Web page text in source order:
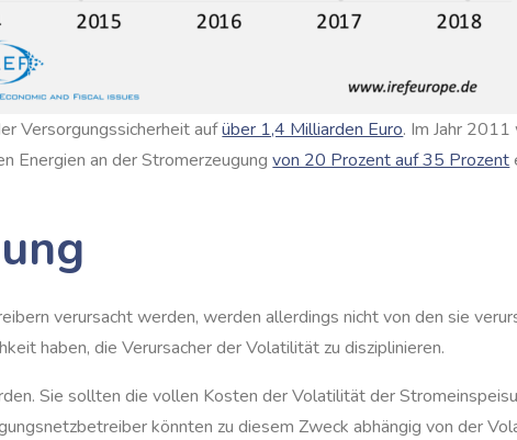
Versorgungssicherheit aufüber 1,4 Milliarden Euro. Im Jahr 2011
Energien an der Stromerzeugungvon 20 Prozent auf 35 Prozent
verursacht werden, werden allerdings nicht von den sie
haben, die Verursacher der Volatilität zu disziplinieren.
Sie sollten die vollen Kosten der Volatilität der
könnten zu diesem Zweck abhängig von der